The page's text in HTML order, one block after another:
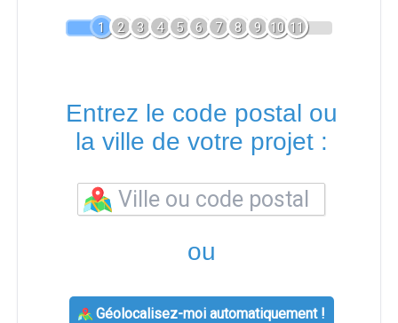
1 2 3 4 5 6 7 8 9 10 11
Entrez le code postal ou
la ville de votre projet :
ou
Géolocalisez-moi automatiquement !